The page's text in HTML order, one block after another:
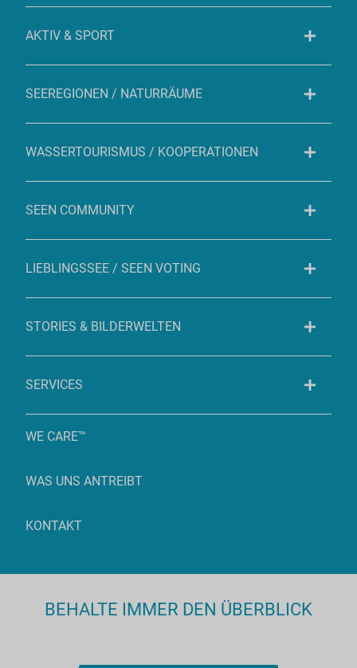
AKTIV & SPORT
SEEREGIONEN / NATURRÄUME
WASSERTOURISMUS / KOOPERATIONEN
SEEN COMMUNITY
LIEBLINGSSEE / SEEN VOTING
STORIES & BILDERWELTEN
SERVICES
WE CARE™
WAS UNS ANTREIBT
KONTAKT
BEHALTE IMMER DEN ÜBERBLICK